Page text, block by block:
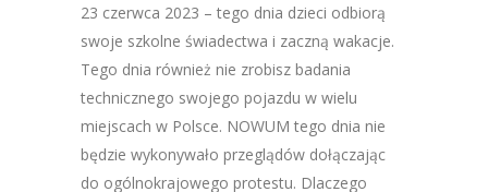
23 czerwca 2023 – tego dnia dzieci odbiorą
swoje szkolne świadectwa i zaczną wakacje.
Tego dnia również nie zrobisz badania
technicznego swojego pojazdu w wielu
miejscach w Polsce. NOWUM tego dnia nie
będzie wykonywało przeglądów dołączając
do ogólnokrajowego protestu. Dlaczego